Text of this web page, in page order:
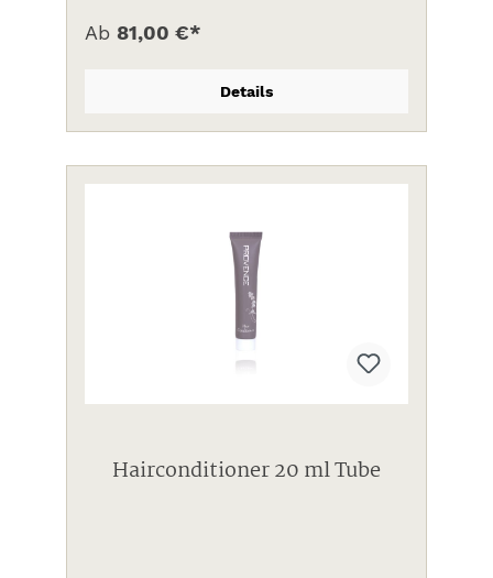
Ab 81,00 €*
Details
Hairconditioner 20 ml Tube